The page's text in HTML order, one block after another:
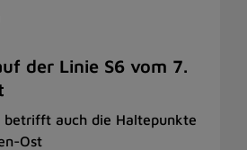
der Linie S6 vom 7.
betrifft auch die Haltepunkte
Ost